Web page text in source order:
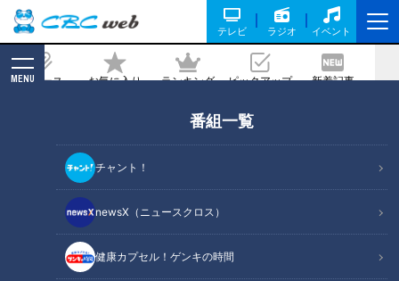
テレビ ラジオ イベント
ニュース お気に入り ランキング ピックアップ 新着記事
MENU
番組一覧
チャント！
newsX（ニュースクロス）
健康カプセル！ゲンキの時間
プンしたばかりのグルメビル【EXIT
NISHIKI（イグジットニシキ）】を楽し
む裏技！
記事に戻る